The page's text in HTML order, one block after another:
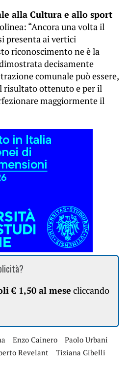
alla Cultura e allo sport
“Ancora una volta il
presenta ai vertici
riconoscimento ne è la
decisamente
comunale può essere,
risultato ottenuto e per il
maggiormente il
€ 1,50 al mese cliccando
Enzo Cainero
Paolo Urbani
Revelant Tiziana Gibelli